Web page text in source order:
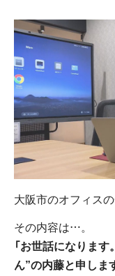
大阪市のオフィス
その内容は…。
「お世話になりま
ん”の内藤と申し